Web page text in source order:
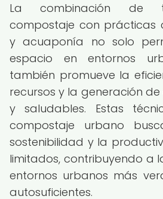
La combinación de
compostaje con prácticas
y acuaponía no solo
espacio en entornos
también promueve la
recursos y la generación
y saludables. Estas
compostaje urbano
sostenibilidad y la
limitados, contribuyendo a
entornos urbanos más
autosuficientes.